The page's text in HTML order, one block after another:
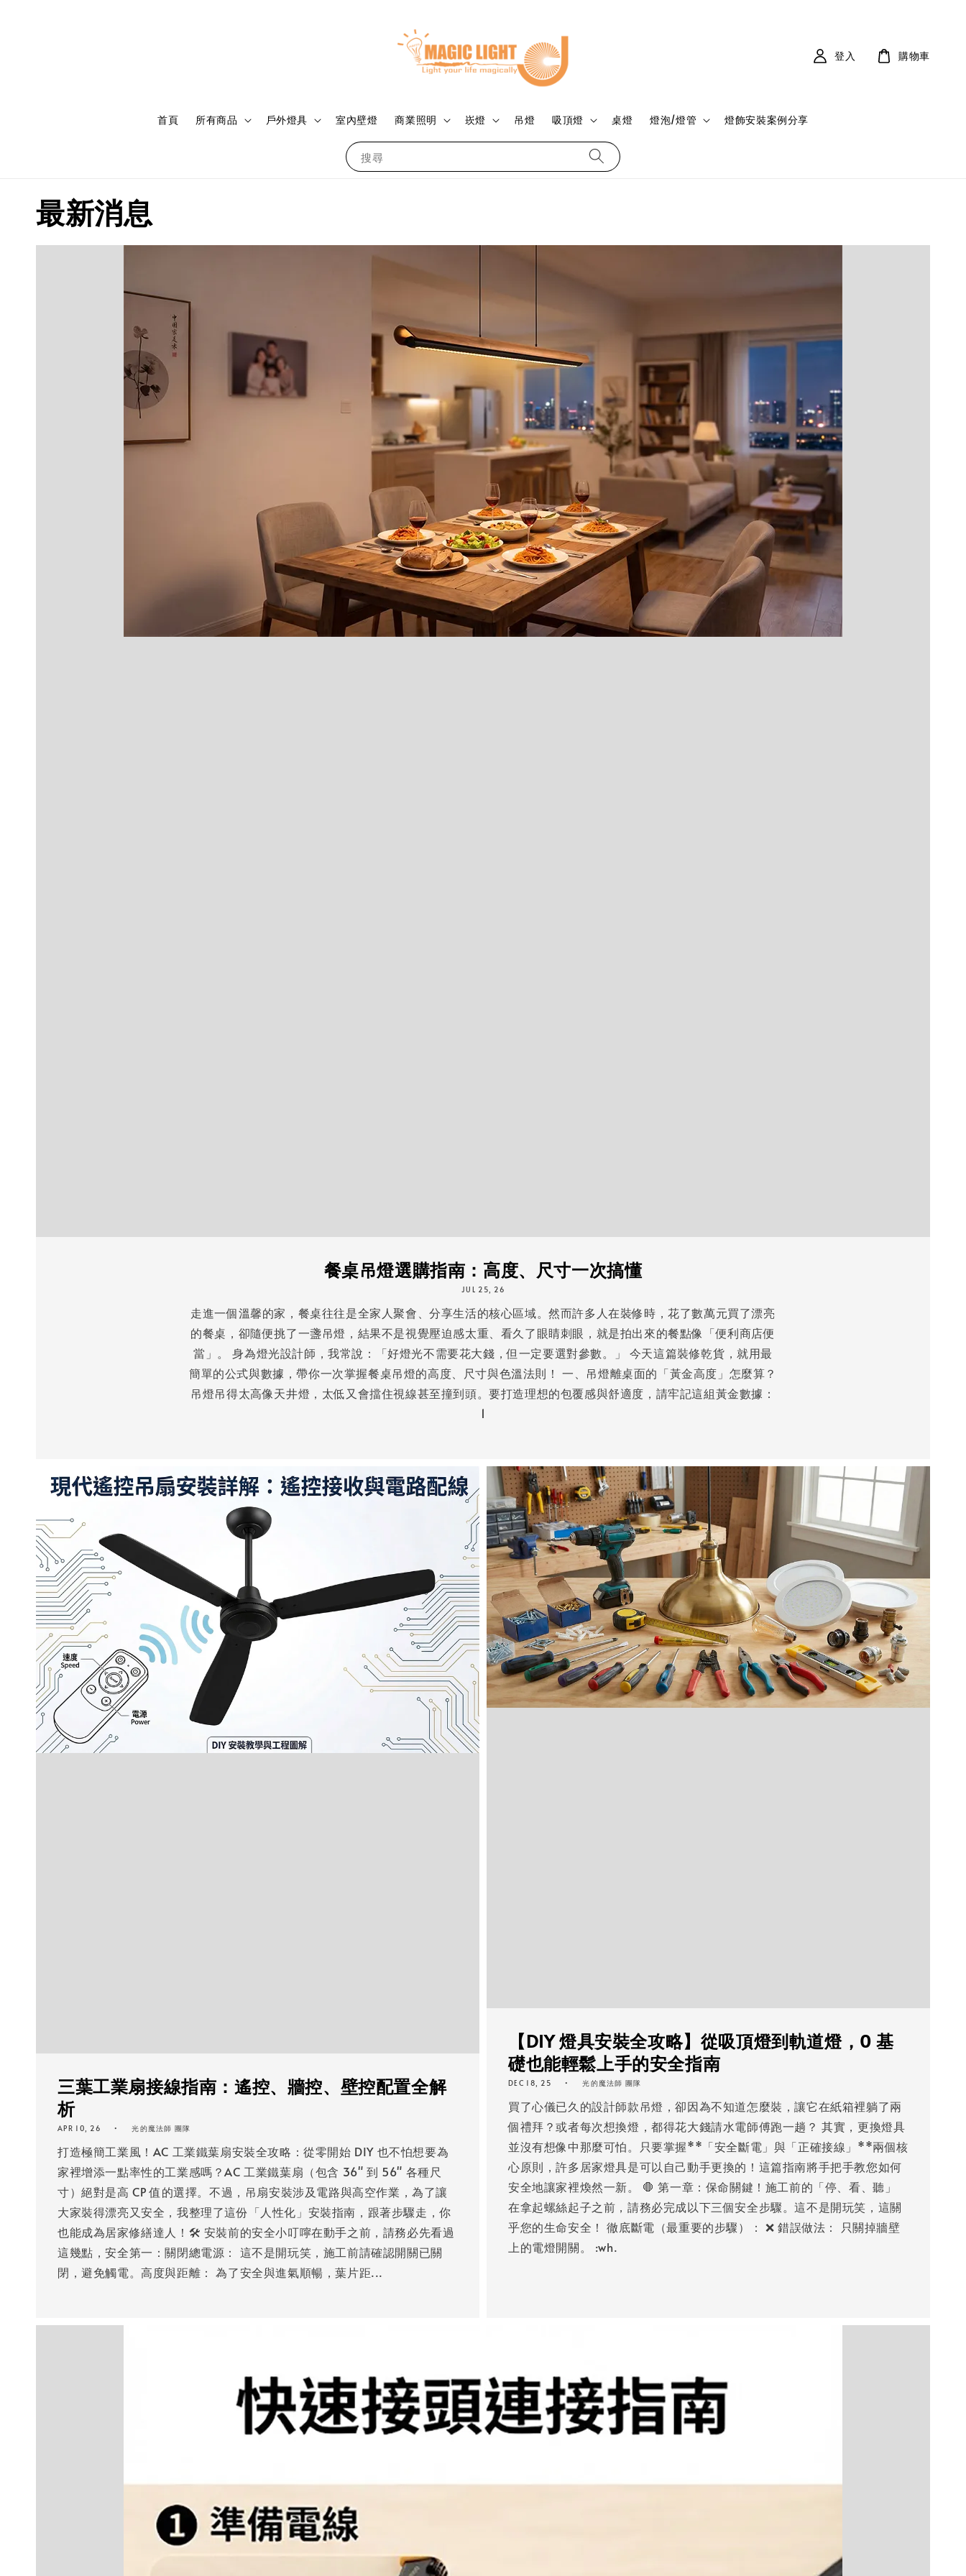
搜尋
首頁 所有商品 戶外燈具 室內壁燈 商業照明 崁燈 吊燈 吸頂燈 桌燈 燈泡/燈管 燈飾安裝案例分享
登入 購物車
最新消息
餐桌吊燈選購指南：高度、尺寸一次搞懂
JUL 25, 26
走進一個溫馨的家，餐桌往往是全家人聚會、分享生活的核心區域。然而許多人在裝修時，花了數萬元買了漂亮
的餐桌，卻隨便挑了一盞吊燈，結果不是視覺壓迫感太重、看久了眼睛刺眼，就是拍出來的餐點像「便利商店便
當」。 身為燈光設計師，我常說：「好燈光不需要花大錢，但一定要選對參數。」 今天這篇裝修乾貨，就用最
簡單的公式與數據，帶你一次掌握餐桌吊燈的高度、尺寸與色溫法則！ 一、吊燈離桌面的「黃金高度」怎麼算？
吊燈吊得太高像天井燈，太低又會擋住視線甚至撞到頭。要打造理想的包覆感與舒適度，請牢記這組黃金數據：
1
三葉工業扇接線指南：遙控、牆控、壁控配置全解
析
APR 10, 26 光的魔法師 團隊
打造極簡工業風！AC 工業鐵葉扇安裝全攻略：從零開始 DIY 也不怕想要為
家裡增添一點率性的工業感嗎？AC 工業鐵葉扇（包含 36" 到 56" 各種尺
寸）絕對是高 CP 值的選擇。不過，吊扇安裝涉及電路與高空作業，為了讓
大家裝得漂亮又安全，我整理了這份「人性化」安裝指南，跟著步驟走，你
也能成為居家修繕達人！🛠 安裝前的安全小叮嚀在動手之前，請務必先看過
這幾點，安全第一：關閉總電源： 這不是開玩笑，施工前請確認開關已關
閉，避免觸電。高度與距離： 為了安全與進氣順暢，葉片距...
【DIY 燈具安裝全攻略】從吸頂燈到軌道燈，0 基
礎也能輕鬆上手的安全指南
DEC 18, 25 光的魔法師 團隊
買了心儀已久的設計師款吊燈，卻因為不知道怎麼裝，讓它在紙箱裡躺了兩
個禮拜？或者每次想換燈，都得花大錢請水電師傅跑一趟？ 其實，更換燈具
並沒有想像中那麼可怕。只要掌握**「安全斷電」與「正確接線」**兩個核
心原則，許多居家燈具是可以自己動手更換的！這篇指南將手把手教您如何
安全地讓家裡煥然一新。 🛑 第一章：保命關鍵！施工前的「停、看、聽」
在拿起螺絲起子之前，請務必完成以下三個安全步驟。這不是開玩笑，這關
乎您的生命安全！ 徹底斷電（最重要的步驟）： ❌ 錯誤做法： 只關掉牆壁
上的電燈開關。 :wh.